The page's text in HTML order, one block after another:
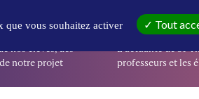
nos élèves, des
notre projet
EN CE
L’actualité de St-
professeurs et les
que vous souhaitez activer Tout